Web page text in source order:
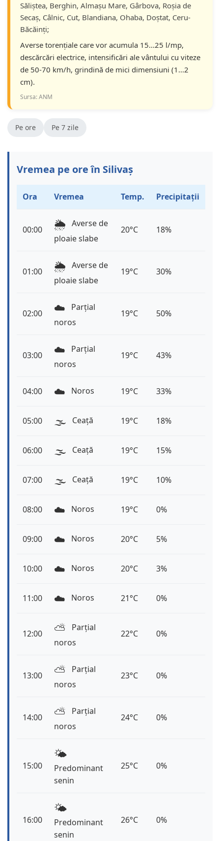
Săliștea, Berghin, Almașu Mare, Gârbova, Roșia de
Secaș, Câlnic, Cut, Blandiana, Ohaba, Doștat, Ceru-
Băcăinți;
Averse torențiale care vor acumula 15...25 l/mp,
descărcări electrice, intensificări ale vântului cu viteze
de 50-70 km/h, grindină de mici dimensiuni (1...2
cm).
Sursa: ANM
Pe ore Pe 7 zile
Vremea pe ore în Silivaș
Ora Vremea Temp. Precipitații
00:00 🌦️ Averse de
ploaie slabe
20°C 18%
01:00 🌦️ Averse de
ploaie slabe
19°C 30%
02:00 ☁️
Parțial
noros
19°C 50%
03:00 ☁️
Parțial
noros
19°C 43%
04:00 ☁️ Noros 19°C 33%
05:00 🌫️ Ceață 19°C 18%
06:00 🌫️ Ceață 19°C 15%
07:00 🌫️ Ceață 19°C 10%
08:00 ☁️ Noros 19°C 0%
09:00 ☁️ Noros 20°C 5%
10:00 ☁️ Noros 20°C 3%
11:00 ☁️ Noros 21°C 0%
12:00 ⛅️
Parțial
noros
22°C 0%
13:00 ⛅️
Parțial
noros
23°C 0%
14:00 ⛅️
Parțial
noros
24°C 0%
15:00
🌤️
Predominant
senin
25°C 0%
16:00
🌤️
Predominant
senin
26°C 0%